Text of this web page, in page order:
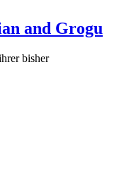
and Grogu
bisher